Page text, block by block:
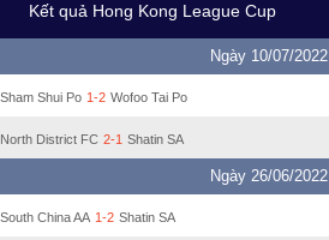
Kết quả Hong Kong League Cup
Ngày 10/07/2022
Sham Shui Po 1-2 Wofoo Tai Po
North District FC 2-1 Shatin SA
Ngày 26/06/2022
South China AA 1-2 Shatin SA